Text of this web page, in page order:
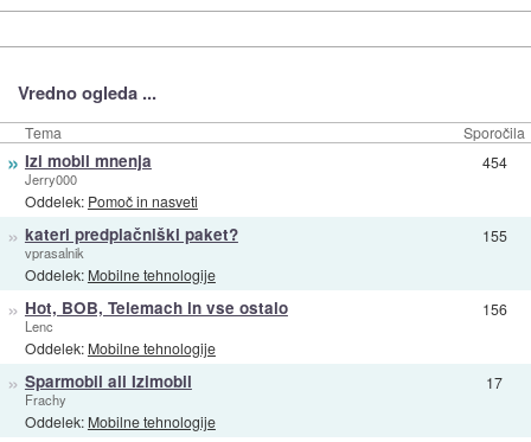
Vredno ogleda ...
Tema Sporočila
» Izi mobil mnenja
Jerry000
Oddelek: Pomoč in nasveti
454
» kateri predplačniški paket?
vprasalnik
Oddelek: Mobilne tehnologije
155
» Hot, BOB, Telemach in vse ostalo
Lenc
Oddelek: Mobilne tehnologije
156
» Sparmobil ali Izimobil
Frachy
Oddelek: Mobilne tehnologije
17